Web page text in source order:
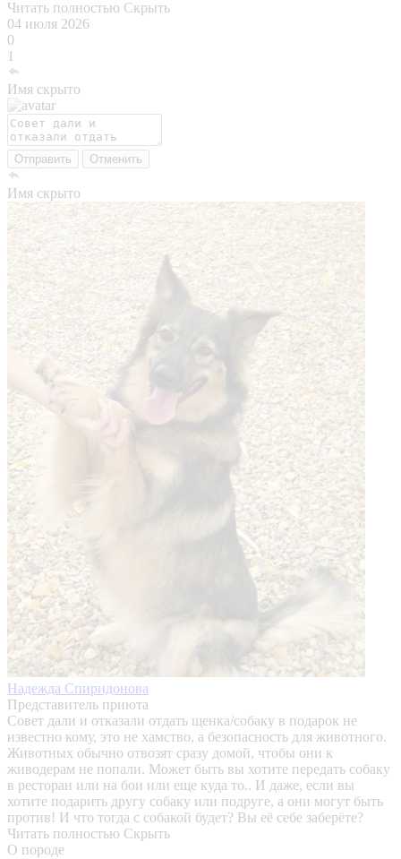
Читать полностью Скрыть
04 июля 2026
0
1
Имя скрыто
Отправить Отменить
Имя скрыто
Надежда Спиридонова
Представитель приюта
Совет дали и отказали отдать щенка/собаку в подарок не
известно кому, это не хамство, а безопасность для животного.
Животных обычно отвозят сразу домой, чтобы они к
живодерам не попали. Может быть вы хотите передать собаку
в ресторан или на бои или еще куда то.. И даже, если вы
хотите подарить другу собаку или подруге, а они могут быть
против! И что тогда с собакой будет? Вы её себе заберёте?
Читать полностью Скрыть
О породе